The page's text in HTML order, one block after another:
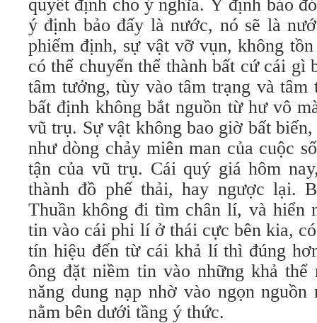
quyết định cho ý nghĩa. Ý định bảo
ý định bảo đấy là nước, nó sẽ là
phiếm định, sự vật vỡ vụn, không
có thể chuyển thể thành bất cứ cái gì
tâm tưởng, tùy vào tâm trạng và tâm
bất định không bắt nguồn từ hư vô
vũ trụ. Sự vật không bao giờ bất
như dòng chảy miên man của cuộc
tận của vũ trụ. Cái quý giá hôm
thành đồ phế thải, hay ngược lại.
Thuần không đi tìm chân lí, và hiển
tin vào cái phi lí ở thái cực bên kia,
tín hiệu đến từ cái khả lí thì đúng
ông đặt niềm tin vào những khả
năng dung nạp nhờ vào ngọn nguồn
nằm bên dưới tầng ý thức.